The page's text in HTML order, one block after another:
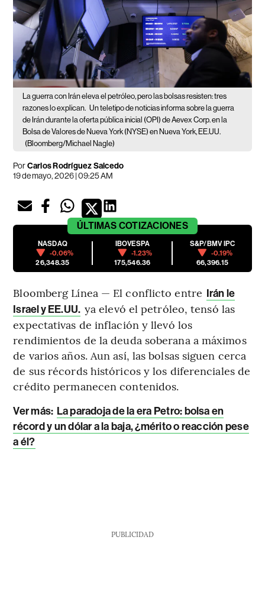
La guerra con Irán eleva el petróleo, pero las bolsas resisten: tres
razones lo explican. Un teletipo de noticias informa sobre la guerra
de Irán durante la oferta pública inicial (OPI) de Aevex Corp. en la
Bolsa de Valores de Nueva York (NYSE) en Nueva York, EE.UU.
(Bloomberg/Michael Nagle)
PorCarlos Rodríguez Salcedo
19 de mayo, 2026 | 09:25 AM
ÚLTIMAS COTIZACIONES
NASDAQ
-0.06%
26,348.35
IBOVESPA
-1.23%
175,546.36
S&P/BMV IPC
-0.19%
66,396.15
Bloomberg Línea — El conflicto entre Irán le
Israel y EE.UU. ya elevó el petróleo, tensó las
expectativas de inflación y llevó los
rendimientos de la deuda soberana a máximos
de varios años. Aun así, las bolsas siguen cerca
de sus récords históricos y los diferenciales de
crédito permanecen contenidos.
Ver más: La paradoja de la era Petro: bolsa en
récord y un dólar a la baja, ¿mérito o reacción pese
a él?
PUBLICIDAD